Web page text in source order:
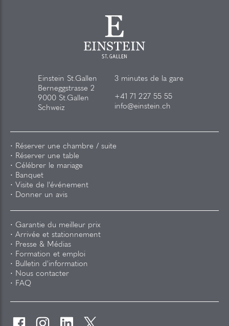
Einstein St.Gallen
Berneggstrasse 2
9000 St.Gallen
Schweiz
3 minutes de la gare
+41 71 227 55 55
info@einstein.ch
Réserver une chambre / suite
Réserver une table
Célébrer le mariage
Banquet
Visite de l'événement
Donner un avis
Garantie du meilleur prix
Arrivée et stationnement
Presse & Médias
Formation et emploi
Bulletin d'information
Nous contacter
FAQ